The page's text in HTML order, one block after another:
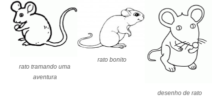
rato tramando uma
aventura
rato bonito
desenho de rato